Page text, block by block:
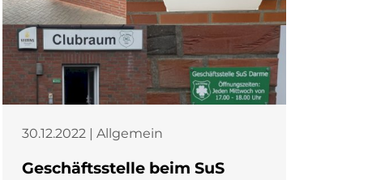
30.12.2022 | Allgemein
Geschäftsstelle beim SuS